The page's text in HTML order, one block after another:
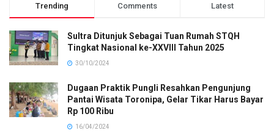
Trending Comments Latest
Sultra Ditunjuk Sebagai Tuan Rumah STQH
Tingkat Nasional ke-XXVIII Tahun 2025
30/10/2024
Dugaan Praktik Pungli Resahkan Pengunjung
Pantai Wisata Toronipa, Gelar Tikar Harus Bayar
Rp 100 Ribu
16/04/2024